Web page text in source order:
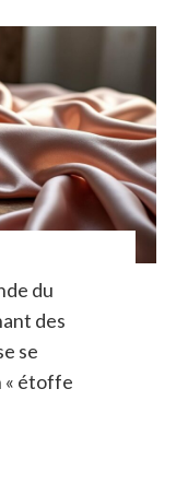
du
des
se
« étoffe